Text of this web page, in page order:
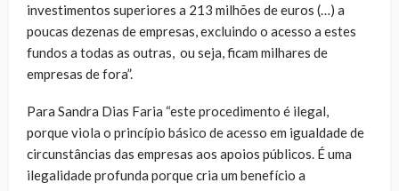
investimentos superiores a 213 milhões de euros (…) a
poucas dezenas de empresas, excluindo o acesso a estes
fundos a todas as outras, ou seja, ficam milhares de
empresas de fora”.
Para Sandra Dias Faria “este procedimento é ilegal,
porque viola o princípio básico de acesso em igualdade de
circunstâncias das empresas aos apoios públicos. É uma
ilegalidade profunda porque cria um benefício a